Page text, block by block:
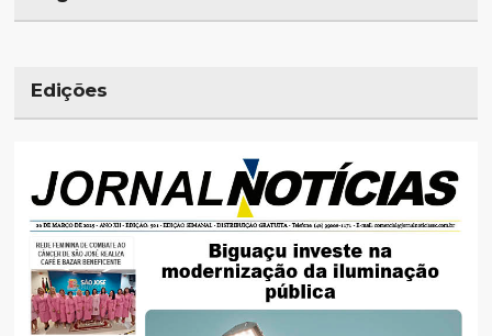
Edições